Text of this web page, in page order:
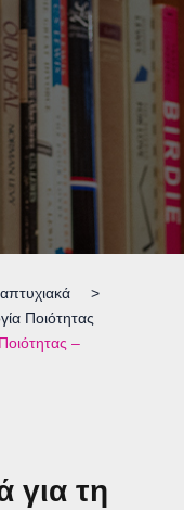
>
Ποιότητας
–
για τη